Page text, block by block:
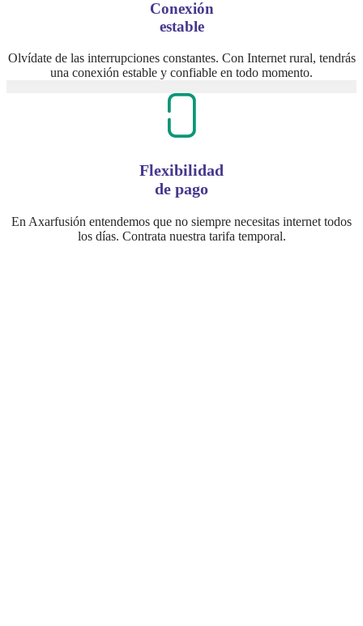
Conexión
estable
Olvídate de las interrupciones constantes. Con Internet rural, tendrás
una conexión estable y confiable en todo momento.
Flexibilidad
de pago
En Axarfusión entendemos que no siempre necesitas internet todos
los días. Contrata nuestra tarifa temporal.